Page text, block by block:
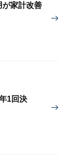
が家計改善
1回決